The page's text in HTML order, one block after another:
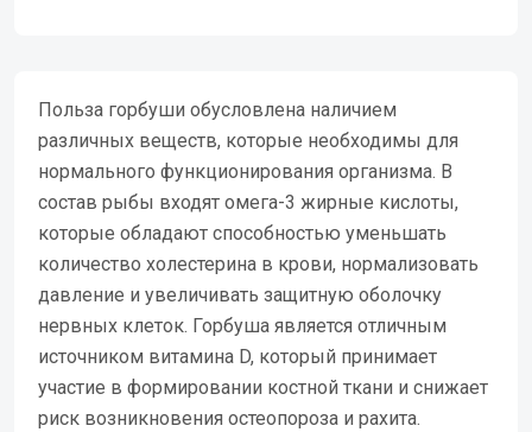
Польза горбуши обусловлена наличием
различных веществ, которые необходимы для
нормального функционирования организма. В
состав рыбы входят омега-3 жирные кислоты,
которые обладают способностью уменьшать
количество холестерина в крови, нормализовать
давление и увеличивать защитную оболочку
нервных клеток. Горбуша является отличным
источником витамина D, который принимает
участие в формировании костной ткани и снижает
риск возникновения остеопороза и рахита.